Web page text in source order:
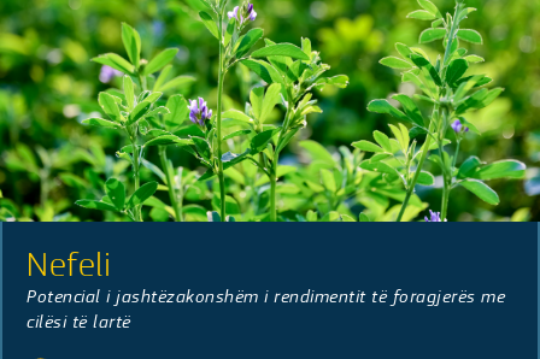
Nefeli
Potencial i jashtëzakonshëm i rendimentit të foragjerës me
cilësi të lartë